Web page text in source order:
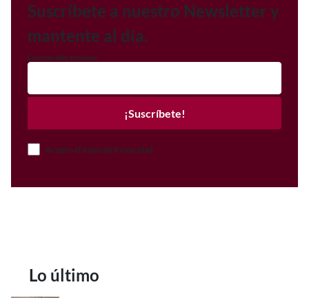
Suscríbete a nuestro Newsletter y
mantente al día.
Correo electrónico
¡Suscríbete!
Acepto el Aviso de Privacidad
Lo último